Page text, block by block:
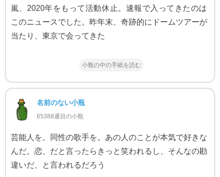
嵐、2020年をもって活動休止。速報で入ってきたのは
このニュースでした。昨年末、奇跡的にドームツアーが
当たり、東京で会ってきた
小瓶の中の手紙を読む
名前のない小瓶
65388通目の小瓶
芸能人を。同性の歌手を。あの人のことが本気で好きな
んだ。恋、だと言ったらきっと笑われるし、そんなの勘
違いだ、と言われるだろう